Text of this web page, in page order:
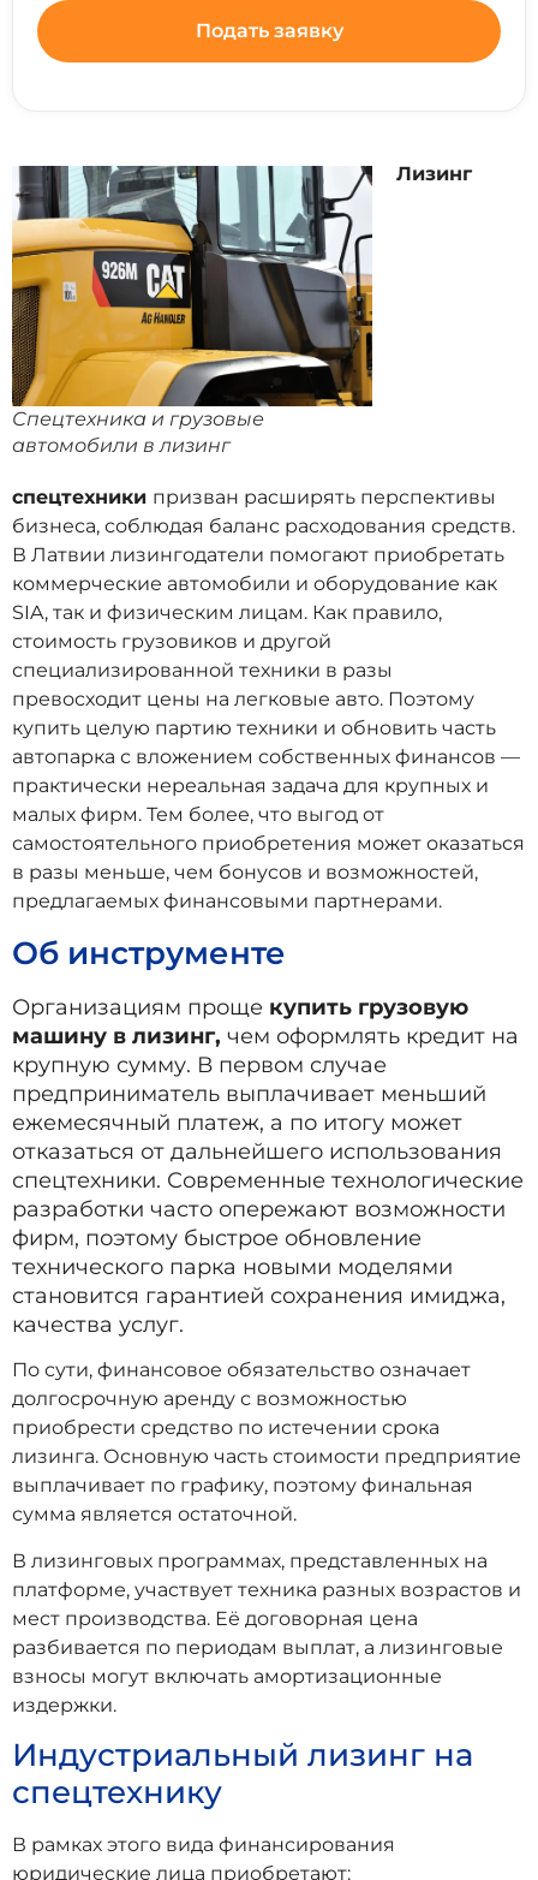
Подать заявку
Спецтехника и грузовые
автомобили в лизинг
Лизинг
спецтехники призван расширять перспективы
бизнеса, соблюдая баланс расходования средств.
В Латвии лизингодатели помогают приобретать
коммерческие автомобили и оборудование как
SIA, так и физическим лицам. Как правило,
стоимость грузовиков и другой
специализированной техники в разы
превосходит цены на легковые авто. Поэтому
купить целую партию техники и обновить часть
автопарка с вложением собственных финансов —
практически нереальная задача для крупных и
малых фирм. Тем более, что выгод от
самостоятельного приобретения может оказаться
в разы меньше, чем бонусов и возможностей,
предлагаемых финансовыми партнерами.
Об инструменте
Организациям проще купить грузовую
машину в лизинг, чем оформлять кредит на
крупную сумму. В первом случае
предприниматель выплачивает меньший
ежемесячный платеж, а по итогу может
отказаться от дальнейшего использования
спецтехники. Современные технологические
разработки часто опережают возможности
фирм, поэтому быстрое обновление
технического парка новыми моделями
становится гарантией сохранения имиджа,
качества услуг.
По сути, финансовое обязательство означает
долгосрочную аренду с возможностью
приобрести средство по истечении срока
лизинга. Основную часть стоимости предприятие
выплачивает по графику, поэтому финальная
сумма является остаточной.
В лизинговых программах, представленных на
платформе, участвует техника разных возрастов и
мест производства. Её договорная цена
разбивается по периодам выплат, а лизинговые
взносы могут включать амортизационные
издержки.
Индустриальный лизинг на
спецтехнику
В рамках этого вида финансирования
юридические лица приобретают: